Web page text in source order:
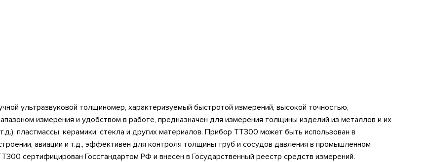
ультразвуковой толщиномер, характеризуемый быстротой измерений, высокой точностью,
измерения и удобством в работе, предназначен для измерения толщины изделий из металлов и их
пластмассы, керамики, стекла и других материалов. Прибор ТТ300 может быть использован в
авиации и т.д., эффективен для контроля толщины труб и сосудов давления в промышленном
сертифицирован Госстандартом РФ и внесен в Государственный реестр средств измерений.